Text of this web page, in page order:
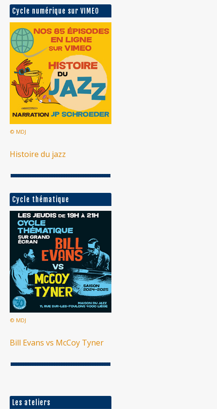
Cycle numérique sur VIMEO
© MDJ
Histoire du jazz
Cycle thématique
© MDJ
Bill Evans vs McCoy Tyner
Les ateliers